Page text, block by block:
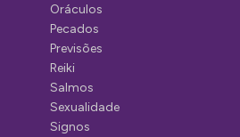
Oráculos
Pecados
Previsões
Reiki
Salmos
Sexualidade
Signos